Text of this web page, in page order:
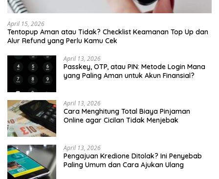
April 15, 2026
Tentopup Aman atau Tidak? Checklist Keamanan Top Up dan
Alur Refund yang Perlu Kamu Cek
April 13, 2026
Passkey, OTP, atau PIN: Metode Login Mana
yang Paling Aman untuk Akun Finansial?
April 13, 2026
Cara Menghitung Total Biaya Pinjaman
Online agar Cicilan Tidak Menjebak
April 13, 2026
Pengajuan Kredione Ditolak? Ini Penyebab
Paling Umum dan Cara Ajukan Ulang